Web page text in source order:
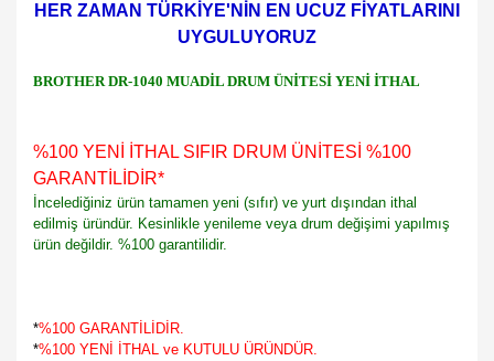
HER ZAMAN TÜRKİYE'NİN EN UCUZ FİYATLARINI
UYGULUYORUZ
BROTHER DR-1040 MUADİL DRUM ÜNİTESİ YENİ İTHAL
%100 YENİ İTHAL SIFIR DRUM ÜNİTESİ %100
GARANTİLİDİR*
İncelediğiniz ürün tamamen yeni (sıfır) ve yurt dışından ithal
edilmiş üründür. Kesinlikle yenileme veya drum değişimi yapılmış
ürün değildir. %100 garantilidir.
*%100 GARANTİLİDİR.
*%100 YENİ İTHAL ve KUTULU ÜRÜNDÜR.